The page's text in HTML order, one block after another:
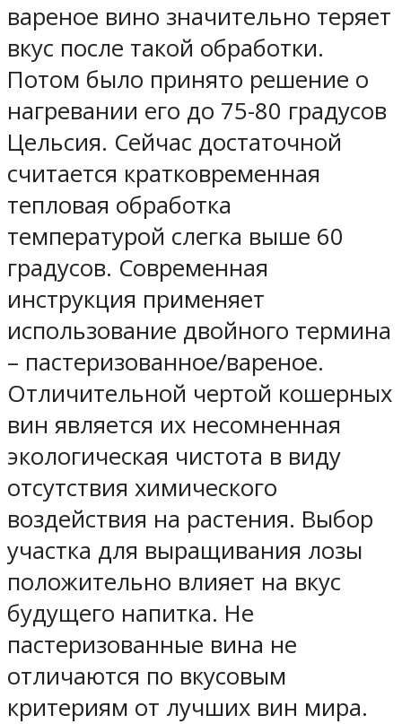
вареное вино значительно теряет
вкус после такой обработки.
Потом было принято решение о
нагревании его до 75-80 градусов
Цельсия. Сейчас достаточной
считается кратковременная
тепловая обработка
температурой слегка выше 60
градусов. Современная
инструкция применяет
использование двойного термина
– пастеризованное/вареное.
Отличительной чертой кошерных
вин является их несомненная
экологическая чистота в виду
отсутствия химического
воздействия на растения. Выбор
участка для выращивания лозы
положительно влияет на вкус
будущего напитка. Не
пастеризованные вина не
отличаются по вкусовым
критериям от лучших вин мира.